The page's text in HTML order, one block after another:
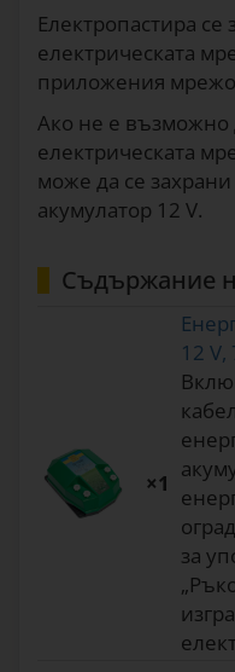
Електропастира се
електрическата
приложения
Ако не е възможно
електрическата
може да се
акумулатор 12 V.
Съдържание
×1
12
за